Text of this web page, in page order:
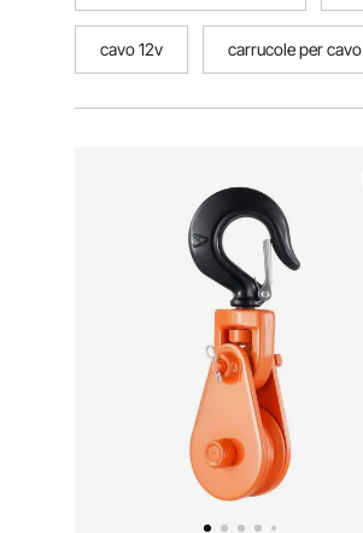
cavo 12v carrucole per cavo